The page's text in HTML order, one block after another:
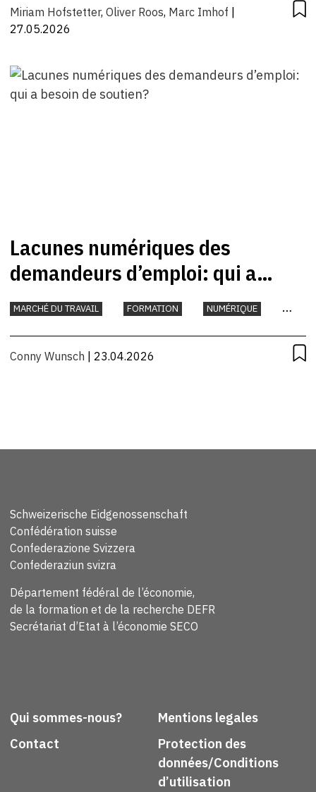
Miriam Hofstetter, Oliver Roos, Marc Imhof
27.05.2026
Lacunes numériques des
demandeurs d’emploi: qui a
besoin de soutien?
MARCHÉ DU TRAVAIL FORMATION
NUMÉRIQUE
Conny Wunsch | 23.04.2026
Schweizerische Eidgenossenschaft
Confédération suisse
Confederazione Svizzera
Confederaziun svizra
Département fédéral de l’économie,
de la formation et de la recherche DEFR
Secrétariat d’Etat à l’économie SECO
Qui sommes-nous?
Contact
Mentions legales
Protection des
données/Conditions
d’utilisation